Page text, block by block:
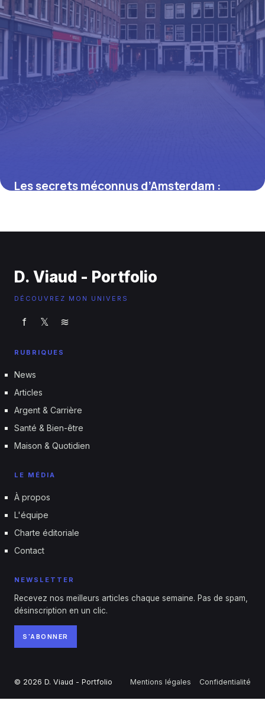
Les secrets méconnus d’Amsterdam :
D. Viaud - Portfolio
DÉCOUVREZ MON UNIVERS
f 𝕏 ≋
RUBRIQUES
News
Articles
Argent & Carrière
Santé & Bien-être
Maison & Quotidien
LE MÉDIA
À propos
L'équipe
Charte éditoriale
Contact
NEWSLETTER
Recevez nos meilleurs articles chaque semaine. Pas de spam,
désinscription en un clic.
S'ABONNER
© 2026 D. Viaud - Portfolio Mentions légales Confidentialité